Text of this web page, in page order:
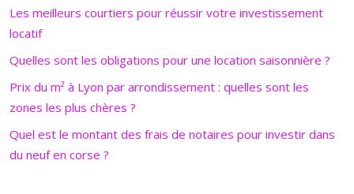
Les meilleurs courtiers pour réussir votre investissement
locatif
Quelles sont les obligations pour une location saisonnière ?
Prix du m² à Lyon par arrondissement : quelles sont les
zones les plus chères ?
Quel est le montant des frais de notaires pour investir dans
du neuf en corse ?